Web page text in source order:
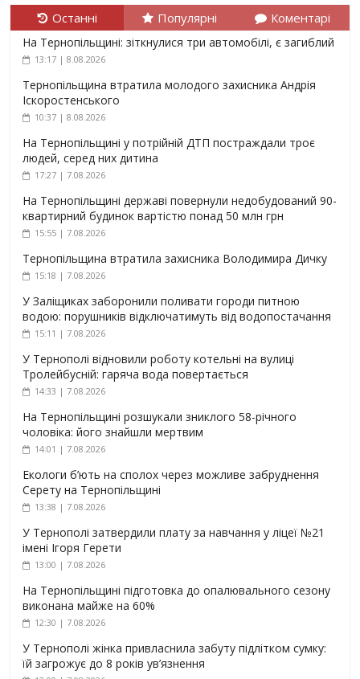
Останні Популярні Коментарі
На Тернопільщині: зіткнулися три автомобілі, є загиблий
13:17 | 8.08.2026
Тернопільщина втратила молодого захисника Андрія
Іскоростенського
10:37 | 8.08.2026
На Тернопільщині у потрійній ДТП постраждали троє
людей, серед них дитина
17:27 | 7.08.2026
На Тернопільщині державі повернули недобудований 90-
квартирний будинок вартістю понад 50 млн грн
15:55 | 7.08.2026
Тернопільщина втратила захисника Володимира Дичку
15:18 | 7.08.2026
У Заліщиках заборонили поливати городи питною
водою: порушників відключатимуть від водопостачання
15:11 | 7.08.2026
У Тернополі відновили роботу котельні на вулиці
Тролейбусній: гаряча вода повертається
14:33 | 7.08.2026
На Тернопільщині розшукали зниклого 58-річного
чоловіка: його знайшли мертвим
14:01 | 7.08.2026
Екологи б’ють на сполох через можливе забруднення
Серету на Тернопільщині
13:38 | 7.08.2026
У Тернополі затвердили плату за навчання у ліцеї №21
імені Ігоря Герети
13:00 | 7.08.2026
На Тернопільщині підготовка до опалювального сезону
виконана майже на 60%
12:30 | 7.08.2026
У Тернополі жінка привласнила забуту підлітком сумку:
їй загрожує до 8 років ув’язнення